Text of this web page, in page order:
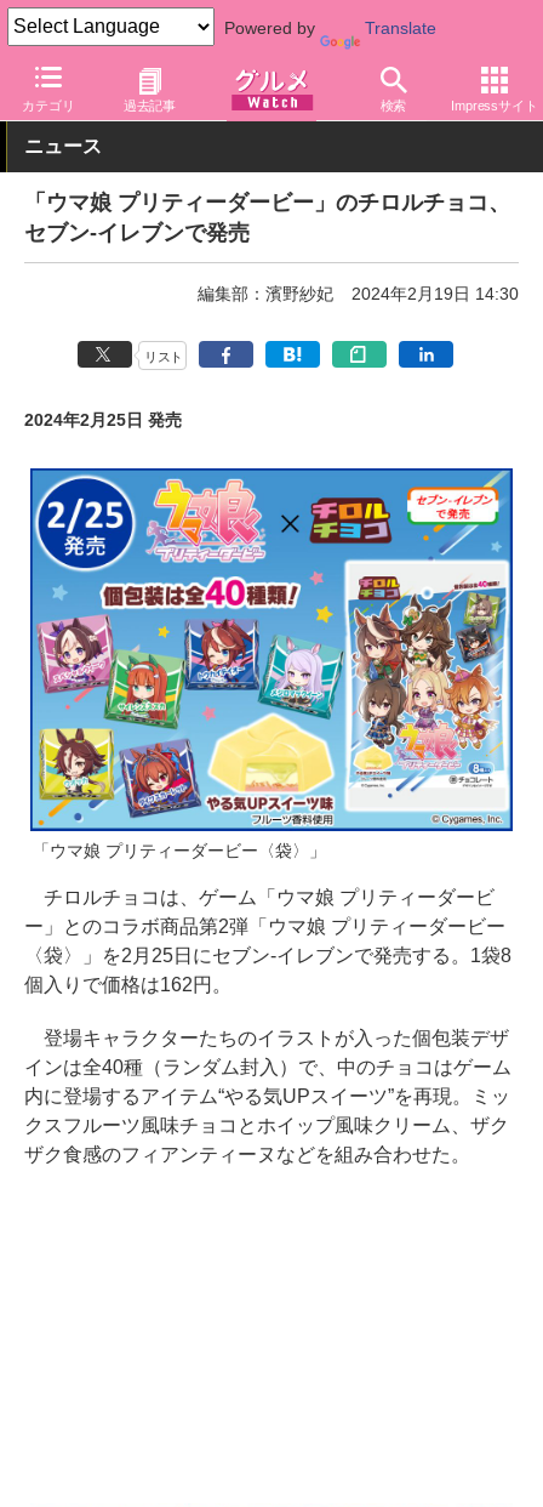
Powered by Translate
カテゴリ 過去記事 検索 Impressサイト
グルメ Watch 店舗 コンビニ セブン-イレブン
ニュース
「ウマ娘 プリティーダービー」のチロルチョコ、
セブン-イレブンで発売
編集部：濱野紗妃 2024年2月19日 14:30
リスト
2024年2月25日 発売
「ウマ娘 プリティーダービー〈袋〉」
チロルチョコは、ゲーム「ウマ娘 プリティーダービ
ー」とのコラボ商品第2弾「ウマ娘 プリティーダービー
〈袋〉」を2月25日にセブン-イレブンで発売する。1袋8
個入りで価格は162円。
登場キャラクターたちのイラストが入った個包装デザ
インは全40種（ランダム封入）で、中のチョコはゲーム
内に登場するアイテム“やる気UPスイーツ”を再現。ミッ
クスフルーツ風味チョコとホイップ風味クリーム、ザク
ザク食感のフィアンティーヌなどを組み合わせた。